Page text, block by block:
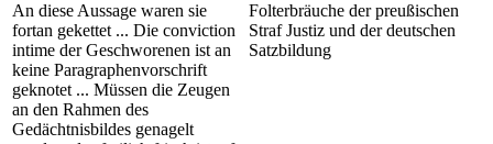
An diese Aussage waren sie
fortan gekettet ... Die conviction
intime der Geschworenen ist an
keine Paragraphenvorschrift
geknotet ... Müssen die Zeugen
an den Rahmen des
Gedächtnisbildes genagelt
Folterbräuche der preußischen
Straf Justiz und der deutschen
Satzbildung